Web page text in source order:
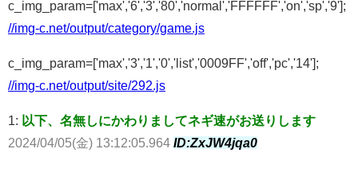
c_img_param=['max','6','3','80','normal','FFFFFF','on','sp','9'];
//img-c.net/output/category/game.js
c_img_param=['max','3','1','0','list','0009FF','off','pc','14'];
//img-c.net/output/site/292.js
1: 以下、名無しにかわりましてネギ速がお送りします
2024/04/05(金) 13:12:05.964 ID:ZxJW4jqa0